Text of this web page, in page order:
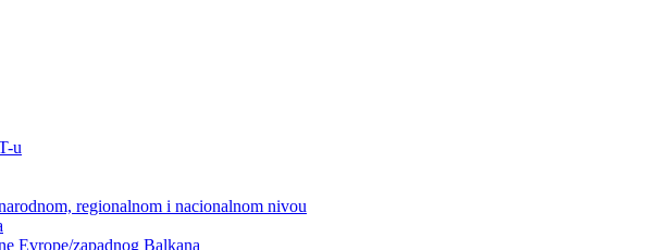
u
regionalnom i nacionalnom nivou
Evrope/zapadnog Balkana